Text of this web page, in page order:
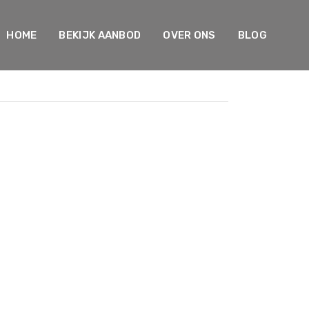
HOME BEKIJK AANBOD OVER ONS BLOG